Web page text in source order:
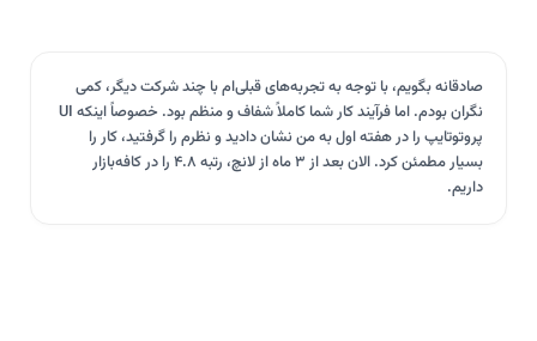
صادقانه بگویم، با توجه به تجربه‌های قبلی‌ام با چند شرکت دیگر، کمی
نگران بودم. اما فرآیند کار شما کاملاً شفاف و منظم بود. خصوصاً اینکه UI
پروتوتایپ را در هفته اول به من نشان دادید و نظرم را گرفتید، کار را
بسیار مطمئن کرد. الان بعد از ۳ ماه از لانچ، رتبه ۴.۸ را در کافه‌بازار
داریم.